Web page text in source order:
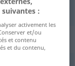
:
activement les
et/ou
et contenu
et du contenu,